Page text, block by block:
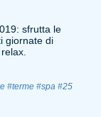
sfrutta le
giornate di
#terme #spa #25